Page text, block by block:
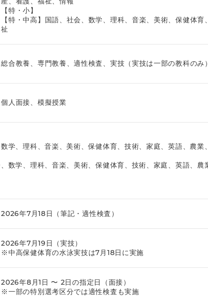
【特・小】
【特・中高】国語、社会、数学、理科、音楽、美術、保健体
祉
総合教養、専門教養、適性検査、実技（実技は一部の教科のみ
個人面接、模擬授業
数学、理科、音楽、美術、保健体育、技術、家庭、英語、農
、数学、理科、音楽、美術、保健体育、技術、家庭、英語、
2026年7月18日（筆記・適性検査）
2026年7月19日（実技）
※中高保健体育の水泳実技は7月18日に実施
2026年8月1日 〜 2日の指定日（面接）
※一部の特別選考区分では適性検査も実施